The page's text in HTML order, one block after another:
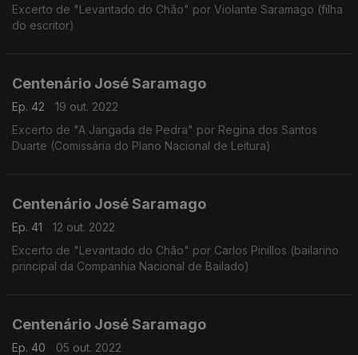
Excerto de "Levantado do Chão" por Violante Saramago (filha
do escritor)
Centenário José Saramago
Ep. 42
19 out. 2022
Excerto de "A Jangada de Pedra" por Regina dos Santos
Duarte (Comissária do Plano Nacional de Leitura)
Centenário José Saramago
Ep. 41
12 out. 2022
Excerto de "Levantado do Chão" por Carlos Pinillos (bailarino
principal da Companhia Nacional de Bailado)
Centenário José Saramago
Ep. 40
05 out. 2022